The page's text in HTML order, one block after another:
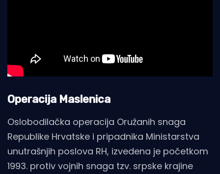
Operacija Maslenica
Oslobodilačka operacija Oružanih snaga
Republike Hrvatske i pripadnika Ministarstva
unutrašnjih poslova RH, izvedena je početkom
1993. protiv vojnih snaga tzv. srpske krajine